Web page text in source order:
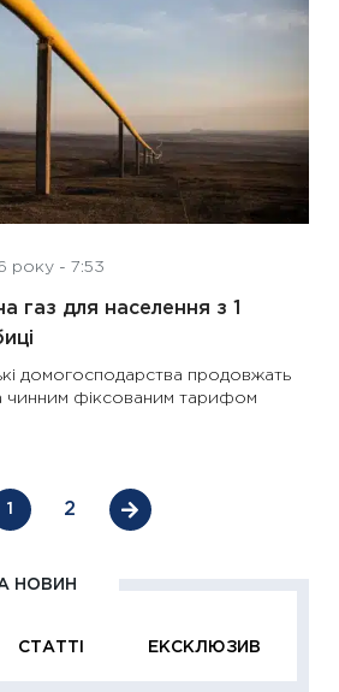
року - 7:53
газ для населення з 1
домогосподарства продовжать
чинним фіксованим тарифом
1 2
СТАТТІ ЕКСКЛЮЗИВ
НОВИН